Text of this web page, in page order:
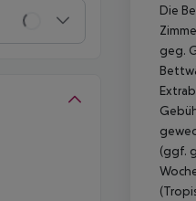
Die
geg.
(ggf.